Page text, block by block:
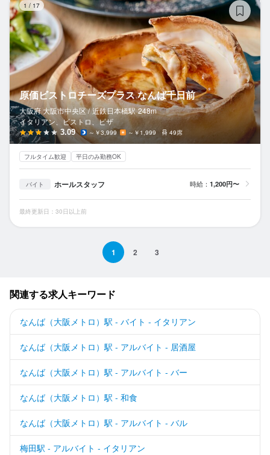
1 / 17
原価ビストロチーズプラス なんば千日前
大阪府 大阪市中央区 / 近鉄日本橋駅 248m
イタリアン、ビストロ、ピザ
3.09 ～￥3,999 ～￥1,999 49席
フルタイム歓迎 平日のみ勤務OK
バイト ホールスタッフ 時給： 1,200円〜
最終更新日：30日以上前
1 2 3
関連する求人キーワード
なんば（大阪メトロ）駅 - バイト - イタリアン
なんば（大阪メトロ）駅 - アルバイト - 居酒屋
なんば（大阪メトロ）駅 - アルバイト - バー
なんば（大阪メトロ）駅 - 和食
なんば（大阪メトロ）駅 - アルバイト - バル
梅田駅 - アルバイト - イタリアン